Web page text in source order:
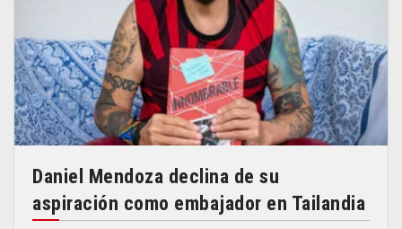
Daniel Mendoza declina de su
aspiración como embajador en Tailandia